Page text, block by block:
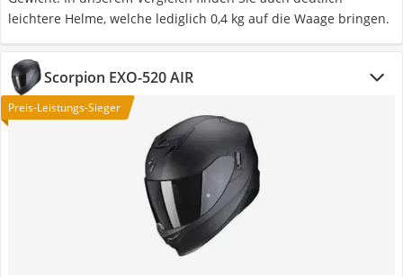
leichtere Helme, welche lediglich 0,4 kg auf die Waage bringen.
Scorpion EXO-520 AIR
Preis-Leistungs-Sieger